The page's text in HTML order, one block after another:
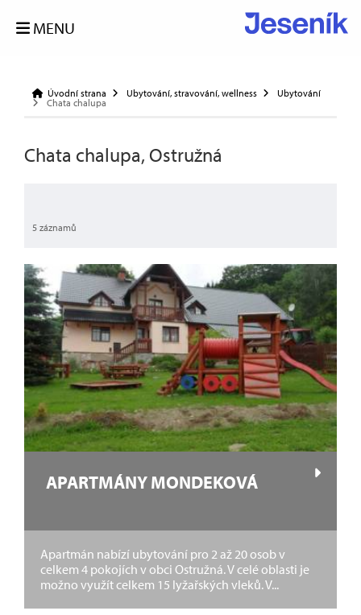
MENU
Úvodní strana Ubytování, stravování, wellness
Ubytování
Chata chalupa
Chata chalupa, Ostružná
5 záznamů
APARTMÁNY MONDEKOVÁ
Apartmán nabízí ubytování pro 2 až 20 osob v
celkem 4 pokojích v obci Ostružná. V celé oblasti je
možno využít celkem 15 lyžařských vleků. V...